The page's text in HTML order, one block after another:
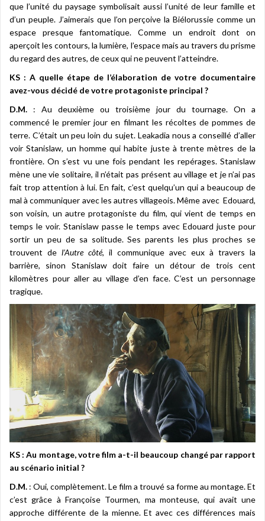
que l’unité du paysage symbolisait aussi l’unité de leur famille et
d’un peuple. J’aimerais que l’on perçoive la Biélorussie comme un
espace presque fantomatique. Comme un endroit dont on
aperçoit les contours, la lumière, l’espace mais au travers du prisme
du regard des autres, de ceux qui ne peuvent l’atteindre.
KS : A quelle étape de l’élaboration de votre documentaire
avez-vous décidé de votre protagoniste principal ?
D.M. : Au deuxième ou troisième jour du tournage. On a
commencé le premier jour en filmant les récoltes de pommes de
terre. C’était un peu loin du sujet. Leakadia nous a conseillé d’aller
voir Stanislaw, un homme qui habite juste à trente mètres de la
frontière. On s’est vu une fois pendant les repérages. Stanislaw
mène une vie solitaire, il n’était pas présent au village et je n’ai pas
fait trop attention à lui. En fait, c’est quelqu’un qui a beaucoup de
mal à communiquer avec les autres villageois. Même avec Edouard,
son voisin, un autre protagoniste du film, qui vient de temps en
temps le voir. Stanislaw passe le temps avec Edouard juste pour
sortir un peu de sa solitude. Ses parents les plus proches se
trouvent de l’Autre côté, il communique avec eux à travers la
barrière, sinon Stanislaw doit faire un détour de trois cent
kilomètres pour aller au village d’en face. C’est un personnage
tragique.
KS : Au montage, votre film a-t-il beaucoup changé par rapport
au scénario initial ?
D.M. : Oui, complètement. Le film a trouvé sa forme au montage. Et
c’est grâce à Françoise Tourmen, ma monteuse, qui avait une
approche différente de la mienne. Et avec ces différences mais